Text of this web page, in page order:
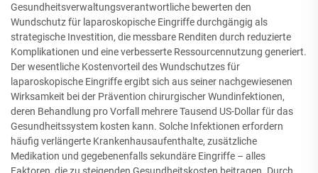
Gesundheitsverwaltungsverantwortliche bewerten den
Wundschutz für laparoskopische Eingriffe durchgängig als
strategische Investition, die messbare Renditen durch reduzierte
Komplikationen und eine verbesserte Ressourcennutzung generiert.
Der wesentliche Kostenvorteil des Wundschutzes für
laparoskopische Eingriffe ergibt sich aus seiner nachgewiesenen
Wirksamkeit bei der Prävention chirurgischer Wundinfektionen,
deren Behandlung pro Vorfall mehrere Tausend US-Dollar für das
Gesundheitssystem kosten kann. Solche Infektionen erfordern
häufig verlängerte Krankenhausaufenthalte, zusätzliche
Medikation und gegebenenfalls sekundäre Eingriffe – alles
Faktoren, die zu steigenden Gesundheitskosten beitragen. Durch